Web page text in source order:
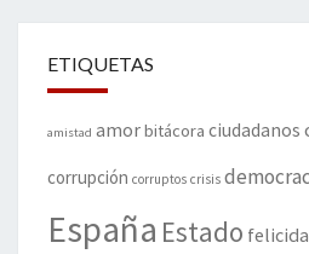
ETIQUETAS
amistad amorbitácora ciudadanos
corrupción corruptos crisis
España Estado